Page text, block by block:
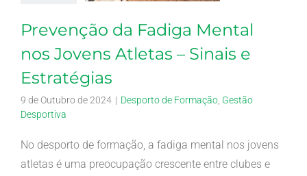
Prevenção da Fadiga Mental
nos Jovens Atletas – Sinais e
Estratégias
9 de Outubro de 2024 | Desporto de Formação Gestão
Desportiva
No desporto de formação, a fadiga mental nos jovens
atletas é uma preocupação crescente entre clubes e